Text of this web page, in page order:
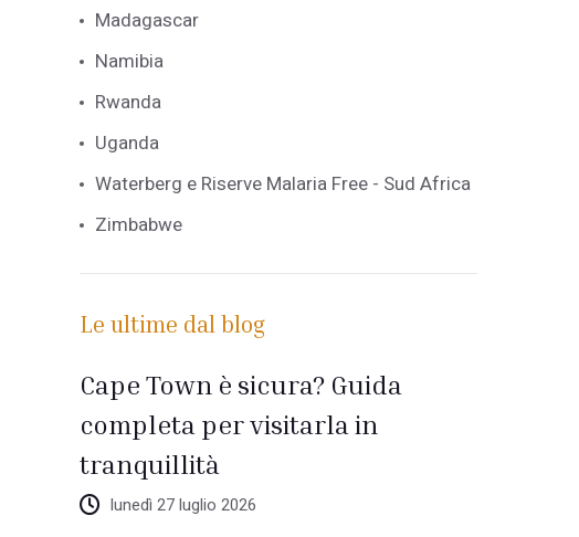
Madagascar
Namibia
Rwanda
Uganda
Waterberg e Riserve Malaria Free - Sud Africa
Zimbabwe
Le ultime dal blog
Cape Town è sicura? Guida
completa per visitarla in
tranquillità
lunedì 27 luglio 2026